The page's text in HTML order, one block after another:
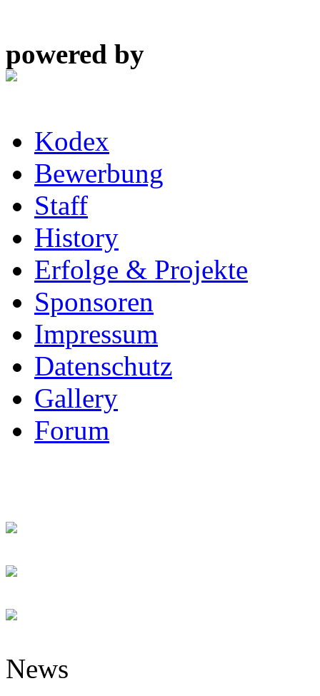
powered by
Kodex
Bewerbung
Staff
History
Erfolge & Projekte
Sponsoren
Impressum
Datenschutz
Gallery
Forum
News